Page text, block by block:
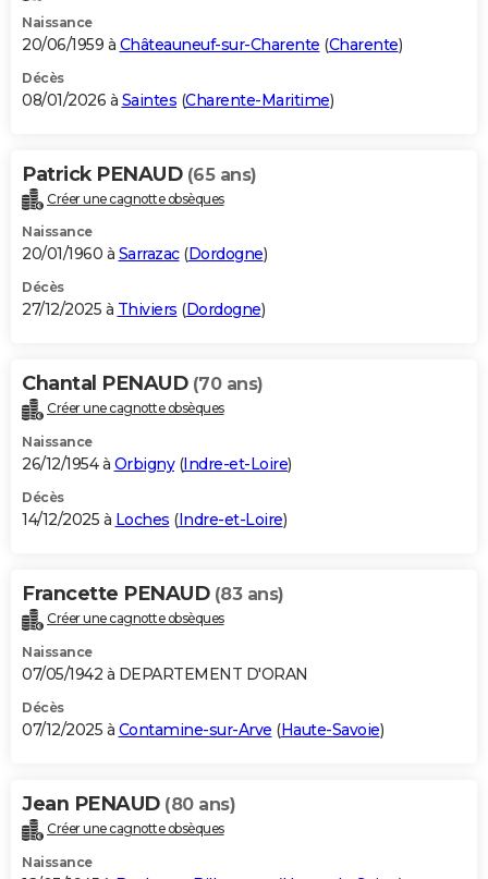
Naissance
20/06/1959 à Châteauneuf-sur-Charente (Charente)
Décès
08/01/2026 à Saintes (Charente-Maritime)
Patrick PENAUD (65 ans)
Créer une cagnotte obsèques
Naissance
20/01/1960 à Sarrazac(Dordogne)
Décès
27/12/2025 à Thiviers (Dordogne)
Chantal PENAUD (70 ans)
Créer une cagnotte obsèques
Naissance
26/12/1954 à Orbigny(Indre-et-Loire)
Décès
14/12/2025 à Loches (Indre-et-Loire)
Francette PENAUD (83 ans)
Créer une cagnotte obsèques
Naissance
07/05/1942 à DEPARTEMENT D'ORAN
Décès
07/12/2025 à Contamine-sur-Arve (Haute-Savoie)
Jean PENAUD (80 ans)
Créer une cagnotte obsèques
Naissance